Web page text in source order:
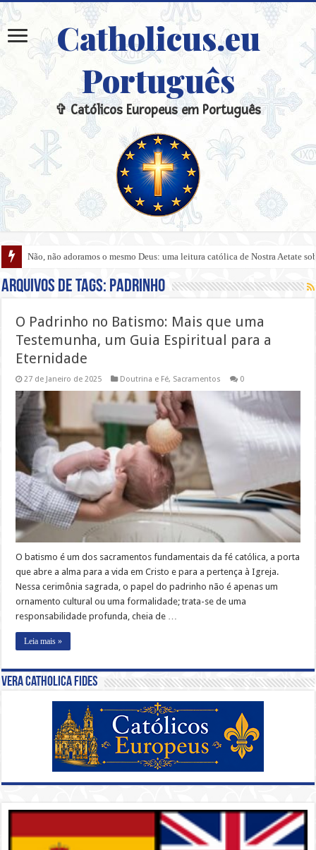
Catholicus.eu
Português
✞ Católicos Europeus em Português
Não, não adoramos o mesmo Deus: uma leitura católica de Nostra Aetate
Arquivos de tags: Padrinho
O Padrinho no Batismo: Mais que uma
Testemunha, um Guia Espiritual para a
Eternidade
27 de Janeiro de 2025 Doutrina e Fé, Sacramentos 0
O batismo é um dos sacramentos fundamentais da fé católica, a porta
que abre a alma para a vida em Cristo e para a pertença à Igreja.
Nessa cerimônia sagrada, o papel do padrinho não é apenas um
ornamento cultural ou uma formalidade; trata-se de uma
responsabilidade profunda, cheia de …
Leia mais »
Vera Catholica Fides